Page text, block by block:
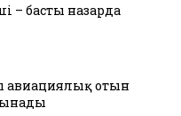
– басты назарда
авиациялық отын